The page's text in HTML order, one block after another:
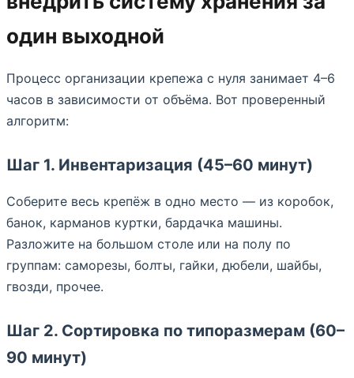
один выходной
Процесс организации крепежа с нуля занимает 4–6
часов в зависимости от объёма. Вот проверенный
алгоритм:
Шаг 1. Инвентаризация (45–60 минут)
Соберите весь крепёж в одно место — из коробок,
банок, карманов куртки, бардачка машины.
Разложите на большом столе или на полу по
группам: саморезы, болты, гайки, дюбели, шайбы,
гвозди, прочее.
Шаг 2. Сортировка по типоразмерам (60–
90 минут)